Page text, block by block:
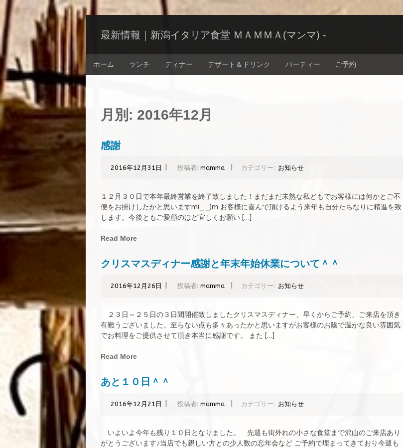
コ
ツ
へ
プ
最新情報｜新潟イタリア食堂 ＭＡＭＭＡ(マンマ) -
ン
ツ
へ
キ
ホーム ランチ ディナー デザート＆ドリンク パーティー ご予約
月別: 2016年12月
感謝
2016年12月31日 投稿者: mamma カテゴリー: お知らせ
１２月３０日で本年最終営業を終了致しました！まだまだ未熟な私どもでお客様には何かとご不
便をお掛けしたかと思いますm(_ _)m お客様に喜んで頂けるよう来年も自分たちなりに精進を致
します。今後ともご愛顧のほど宜しくお願い […]
Read More
クリスマスディナー感謝と年末年始休業について＾＾
2016年12月26日 投稿者: mamma カテゴリー: お知らせ
２３日～２５日の３日間開催致しましたクリスマスディナー、早くからご予約、ご来店を頂き
有難うございました。至らない点も多々あったかと思いますがお客様のお陰で温かな良い雰囲気
でお料理をご提供させて頂き本当に感謝です。 また […]
Read More
あと１０日＾＾
2016年12月21日 投稿者: mamma カテゴリー: お知らせ
いよいよ今年も残り１０日となりました。 先週も街外れの小さな食堂まで沢山のご来店あり
がとうございます♪当店でも親しい方との少人数の忘年会など ご予約で埋まってきており今週も